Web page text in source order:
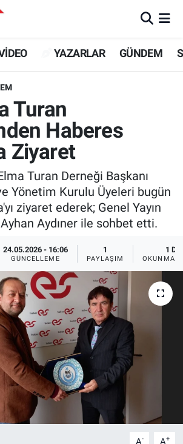
YAZARLAR GÜNDEM
Turan
Haberes
Ziyaret
Turan Derneği Başkanı
Yönetim Kurulu Üyeleri bugün
ziyaret ederek; Genel Yayın
Aydıner ile sohbet etti.
24.05.2026 - 16:06
GÜNCELLEME
1
PAYLAŞIM
1 DK
OKUNMA
A- A+
Eczaneler
Yoğunluk Haritası
Durumu ve Fikstür